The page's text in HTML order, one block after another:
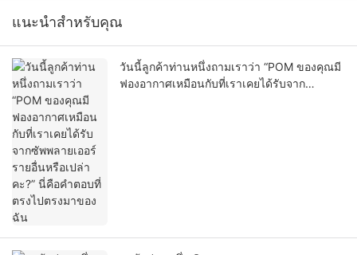
แนะนำสำหรับคุณ
วันนี้ลูกค้าท่านหนึ่งถามเราว่า “POM ของคุณมี
ฟองอากาศเหมือนกับที่เราเคยได้รับจาก